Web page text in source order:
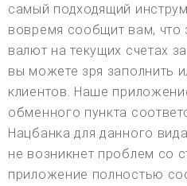
самый подходящий
вовремя сообщит вам, что
валют на текущих счетах
вы можете зря заполнить
клиентов. Наше
обменного пункта
Нацбанка для данного
не возникнет проблем со
приложение полностью